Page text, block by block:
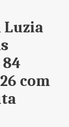
Luzia
com